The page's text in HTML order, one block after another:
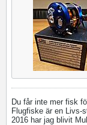
Du får inte mer fisk
Flugfiske är en Livs-
2016 har jag blivit